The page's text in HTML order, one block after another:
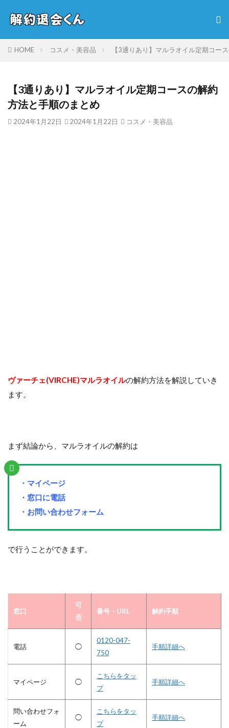
HOME コスメ・美容品 【3通りあり】マルラオイル定期コー
【3通りあり】マルラオイル定期コースの解約
方法と手順のまとめ
2024年1月22日 2024年1月22日 コスメ・美容品
ヴァーチェ(VIRCHE)マルラオイルの解約方法を解説していき
ます。
まず結論から、マルラオイルの解約は
・マイページ
・窓口に電話
・お問い合わせフォーム
で行うことができます。
窓口
可
否
番号・URL 解約手順
電話 ◯
0120-047-
750
手順詳細へ
マイページ ◯
こちらをタッ
プ
手順詳細へ
問い合わせフォ
ーム
◯
こちらをタッ
プ
手順詳細へ